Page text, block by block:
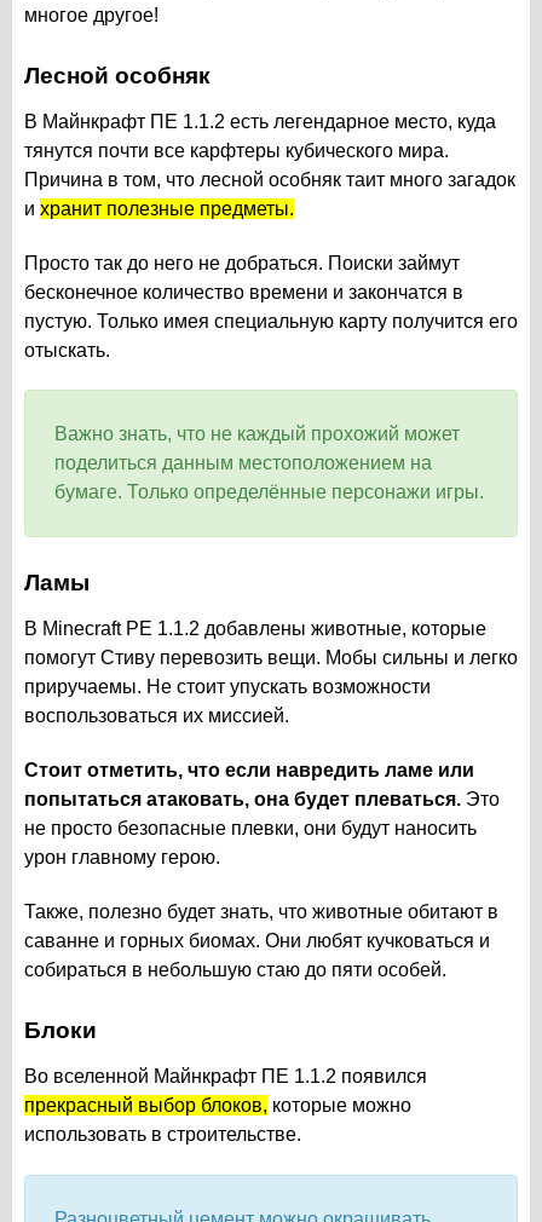
многое другое!
Лесной особняк
В Майнкрафт ПЕ 1.1.2 есть легендарное место, куда
тянутся почти все карфтеры кубического мира.
Причина в том, что лесной особняк таит много загадок
и хранит полезные предметы.
Просто так до него не добраться. Поиски займут
бесконечное количество времени и закончатся в
пустую. Только имея специальную карту получится его
отыскать.
Важно знать, что не каждый прохожий может
поделиться данным местоположением на
бумаге. Только определённые персонажи игры.
Ламы
В Minecraft PE 1.1.2 добавлены животные, которые
помогут Стиву перевозить вещи. Мобы сильны и легко
приручаемы. Не стоит упускать возможности
воспользоваться их миссией.
Стоит отметить, что если навредить ламе или
попытаться атаковать, она будет плеваться. Это
не просто безопасные плевки, они будут наносить
урон главному герою.
Также, полезно будет знать, что животные обитают в
саванне и горных биомах. Они любят кучковаться и
собираться в небольшую стаю до пяти особей.
Блоки
Во вселенной Майнкрафт ПЕ 1.1.2 появился
прекрасный выбор блоков, которые можно
использовать в строительстве.